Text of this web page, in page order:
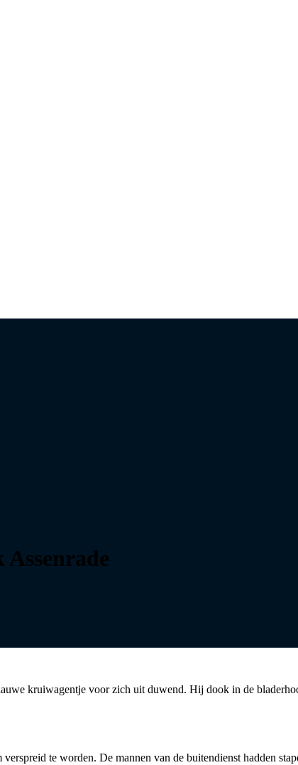
kruiwagentje voor zich uit duwend. Hij dook in de
te worden. De mannen van de buitendienst hadden